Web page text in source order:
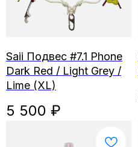
Saii Подвес #7.1 Phone
Dark Red / Light Grey /
Lime (XL)
5 500 ₽